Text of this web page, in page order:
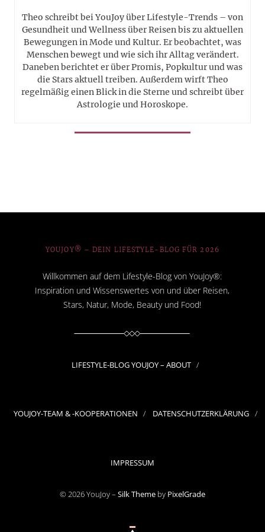
Theo schreibt bei YouJoy über Lifestyle-Trends – von
Gesundheit und Wellness über Reisen bis zu aktuellen
Bewegungen in Mode und Kultur. Er beobachtet, was
Menschen bewegt und wie sich ihr Alltag verändert.
Daneben berichtet er über Promis, Popkultur und was
die Stars aktuell treiben. Außerdem wirft Theo
regelmäßig einen Blick in die Sterne und schreibt über
Astrologie und Horoskope.
YOUJOY® – DEIN LIFESTYLE-BLOG FÜR 2026
Willkommen auf dem Lifestyle-Blog von YouJoy®:
Inspiration und Wissenswertes von und über Reisen,
Stars, Natur, Mode, Beauty und Food!
LIFESTYLE-BLOG YOUJOY – ABOUT
YOUJOY-TEAM & -KOOPERATIONEN DATENSCHUTZERKLÄRUNG
IMPRESSUM
© 2026 YouJoy – Silk Theme by PixelGrade